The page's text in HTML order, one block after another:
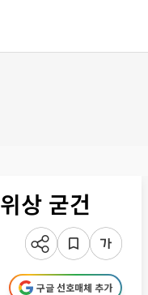
상 굳건
구글 선호매체 추가